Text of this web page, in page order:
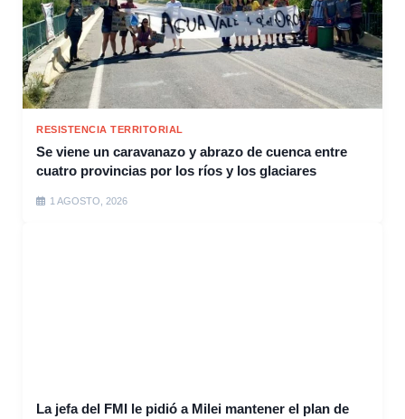
RESISTENCIA TERRITORIAL
Se viene un caravanazo y abrazo de cuenca entre
cuatro provincias por los ríos y los glaciares
1 AGOSTO, 2026
La jefa del FMI le pidió a Milei mantener el plan de